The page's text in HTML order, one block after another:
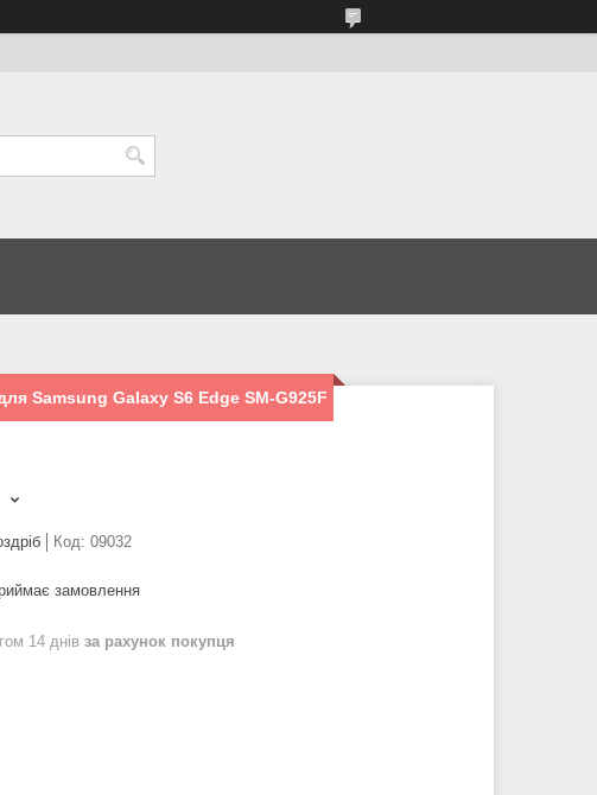
Samsung Galaxy S6 Edge SM-G925F
Код: 09032
замовлення
14 днів за рахунок покупця